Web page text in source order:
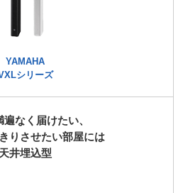
YAMAHA
シリーズ
なく届けたい、
りさせたい部屋には
天井埋込型